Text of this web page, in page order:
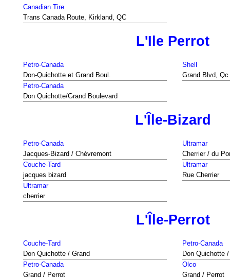
Canadian Tire
Trans Canada Route, Kirkland, QC
L'Ile Perrot
Petro-Canada
Don-Quichotte et Grand Boul.
Shell
Grand Blvd, Qc
Petro-Canada
Don Quichotte/Grand Boulevard
L'Île-Bizard
Petro-Canada
Jacques-Bizard / Chèvremont
Ultramar
Cherrier / du
Couche-Tard
jacques bizard
Ultramar
Rue Cherrier
Ultramar
cherrier
L'Île-Perrot
Couche-Tard
Don Quichotte / Grand
Petro-Canada
Don Quichotte
Petro-Canada
Grand / Perrot
Olco
Grand / Perrot